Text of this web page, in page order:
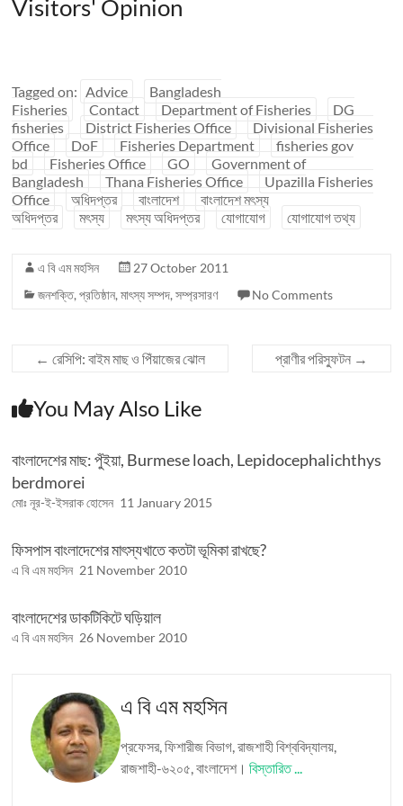
Visitors' Opinion
Tagged on: Advice
Bangladesh
Fisheries
Contact Department of Fisheries
DG
fisheries
District Fisheries Office
Divisional Fisheries
Office
DoF Fisheries Department
fisheries gov
bd
Fisheries Office GO
Government of
Bangladesh
Thana Fisheries Office
Upazilla Fisheries
Office
অধিদপ্তর বাংলাদেশ
বাংলাদেশ মৎস্য
অধিদপ্তর
মৎস্য মৎস্য অধিদপ্তর যোগাযোগ যোগাযোগ তথ্য
এ বি এম মহসিন
27 October 2011
জনশক্তি,প্রতিষ্ঠান,মাৎস্য সম্পদ,সম্প্রসারণ No Comments
← রেসিপি: বাইম মাছ ও পিঁয়াজের ঝোল প্রাণীর পরিস্ফুটন →
You May Also Like
বাংলাদেশের মাছ: পুঁইয়া, Burmese loach, Lepidocephalichthys
berdmorei
মোঃ নূর-ই-ইসরাক হোসেন 11 January 2015
ফিসপাস বাংলাদেশের মাৎস্যখাতে কতটা ভূমিকা রাখছে?
এ বি এম মহসিন 21 November 2010
বাংলাদেশের ডাকটিকিটে ঘড়িয়াল
এ বি এম মহসিন 26 November 2010
এ বি এম মহসিন
প্রফেসর, ফিশারীজ বিভাগ, রাজশাহী বিশ্ববিদ্যালয়,
রাজশাহী-৬২০৫, বাংলাদেশ।বিস্তারিত ...